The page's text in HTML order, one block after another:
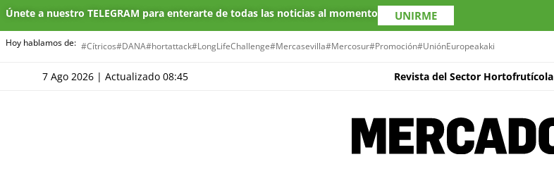
Únete a nuestro TELEGRAM para enterarte de todas las noticias al momento UNIRME
Hoy hablamos de: #Cítricos#DANA#hortattack#LongLifeChallenge#Mercasevilla#Mercosur#Promoción#UniónEuropeakaki
7 Ago 2026 | Actualizado 08:45 Revista del Sector Hortofrutícola